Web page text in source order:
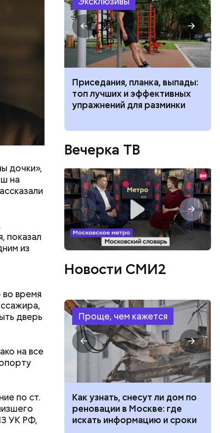
дочки»,
на
показал
из
время
дверь
на все
по ст.
УК РФ,
типажи
Приседания, планка, выпады:
топ лучших и эффективных
упражнений для разминки
Вечерка ТВ
Новости СМИ2
Проще, чем кажется
тысяч
при
кто может
Как узнать, снесут ли дом по
реновации в Москве: где
искать информацию и сроки